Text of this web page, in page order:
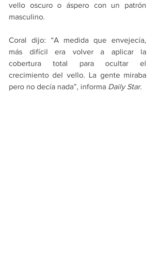
vello oscuro o áspero con un patrón
masculino.
Coral dijo: “A medida que envejecía,
más difícil era volver a aplicar la
cobertura total para ocultar el
crecimiento del vello. La gente miraba
pero no decía nada”, informa Daily Star.